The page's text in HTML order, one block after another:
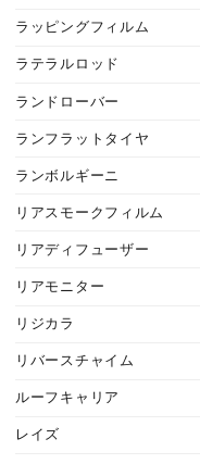
ラッピングフィルム
ラテラルロッド
ランドローバー
ランフラットタイヤ
ランボルギーニ
リアスモークフィルム
リアディフューザー
リアモニター
リジカラ
リバースチャイム
ルーフキャリア
レイズ